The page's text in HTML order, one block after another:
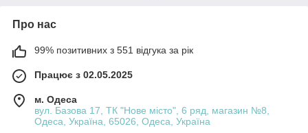
Про нас
99% позитивних з 551 відгука за рік
Працює з 02.05.2025
м. Одеса
вул. Базова 17, ТК "Нове місто", 6 ряд, магазин №8,
Одеса, Україна, 65026, Одеса, Україна